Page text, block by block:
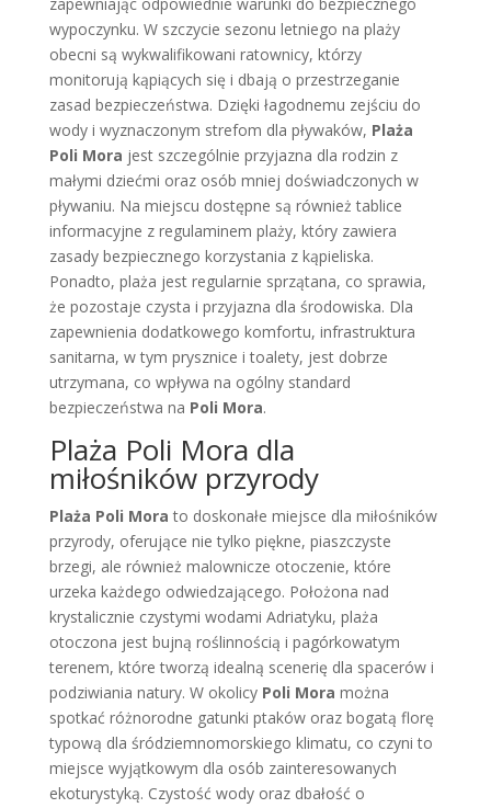
wypoczynku. W szczycie sezonu letniego na plaży
obecni są wykwalifikowani ratownicy, którzy
monitorują kąpiących się i dbają o przestrzeganie
zasad bezpieczeństwa. Dzięki łagodnemu zejściu do
wody i wyznaczonym strefom dla pływaków, Plaża
Poli Mora jest szczególnie przyjazna dla rodzin z
małymi dziećmi oraz osób mniej doświadczonych w
pływaniu. Na miejscu dostępne są również tablice
informacyjne z regulaminem plaży, który zawiera
zasady bezpiecznego korzystania z kąpieliska.
Ponadto, plaża jest regularnie sprzątana, co sprawia,
że pozostaje czysta i przyjazna dla środowiska. Dla
zapewnienia dodatkowego komfortu, infrastruktura
sanitarna, w tym prysznice i toalety, jest dobrze
utrzymana, co wpływa na ogólny standard
bezpieczeństwa na Poli Mora.
Plaża Poli Mora dla
miłośników przyrody
Plaża Poli Mora to doskonałe miejsce dla miłośników
przyrody, oferujące nie tylko piękne, piaszczyste
brzegi, ale również malownicze otoczenie, które
urzeka każdego odwiedzającego. Położona nad
krystalicznie czystymi wodami Adriatyku, plaża
otoczona jest bujną roślinnością i pagórkowatym
terenem, które tworzą idealną scenerię dla spacerów i
podziwiania natury. W okolicy Poli Mora można
spotkać różnorodne gatunki ptaków oraz bogatą florę
typową dla śródziemnomorskiego klimatu, co czyni to
miejsce wyjątkowym dla osób zainteresowanych
ekoturystyką. Czystość wody oraz dbałość o